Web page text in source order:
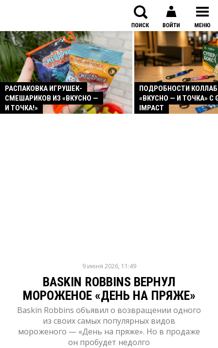
РАСПАКОВКА ИГРУШЕК-
СМЕШАРИКОВ ИЗ «ВКУСНО —
И ТОЧКА!»
ПОДРОБНОСТИ
«ВКУСНО — И ТОЧКА» С
IMPACT
9 июня 2026, 11:49
BASKIN ROBBINS ВЕРНУЛ
МОРОЖЕНОЕ «ДЕНЬ НА ПРЯЖЕ»
Baskin Robbins объявил о возвращении одного
из своих самых популярных видов
мороженого — «День на пряже». Но в продаже
он пробудет недолго